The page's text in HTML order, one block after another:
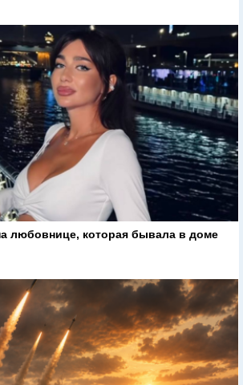
любовнице, которая бывала в доме